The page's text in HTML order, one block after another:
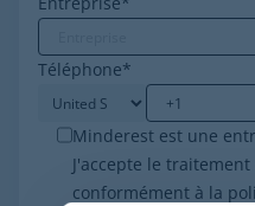
Téléphone*
Minderest est une
J'accepte le
conformément à la